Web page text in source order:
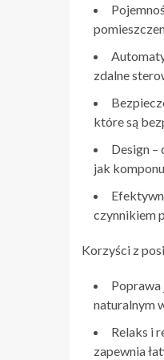
zdalne
które są
Design –
jak
czynnikiem
Korzyści z
naturalnym
Relaks i
zapewnia